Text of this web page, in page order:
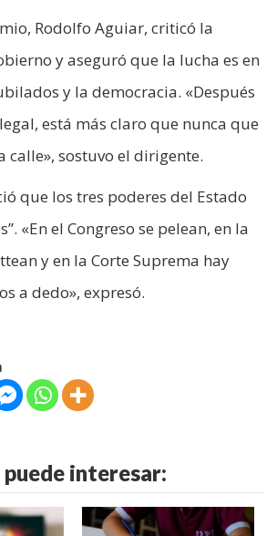
Rodolfo Aguiar, criticó la
y aseguró que la lucha es en
y la democracia. «Después
está más claro que nunca que
calle», sostuvo el dirigente.
que los tres poderes del Estado
«En el Congreso se pelean, en la
y en la Corte Suprema hay
a dedo», expresó.
interesar: